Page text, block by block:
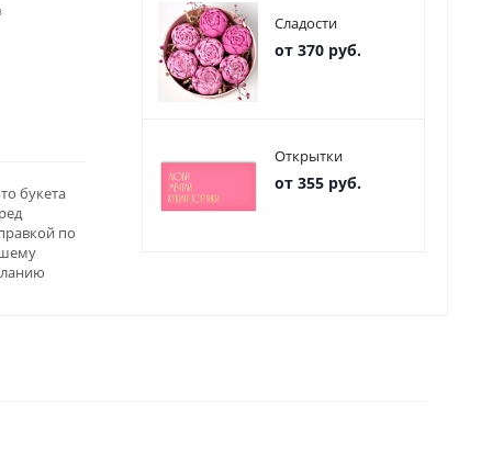
букета
по
Сладости
от 370 руб.
Открытки
от 355 руб.